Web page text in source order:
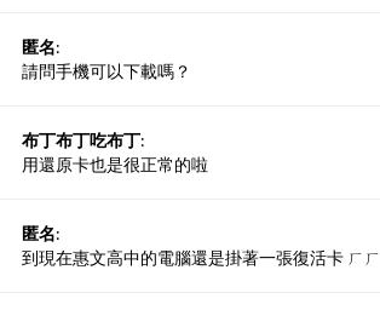
匿名:
請問手機可以下載嗎？
布丁布丁吃布丁:
用還原卡也是很正常的啦
匿名:
到現在惠文高中的電腦還是掛著一張復活卡 ㄏㄏ